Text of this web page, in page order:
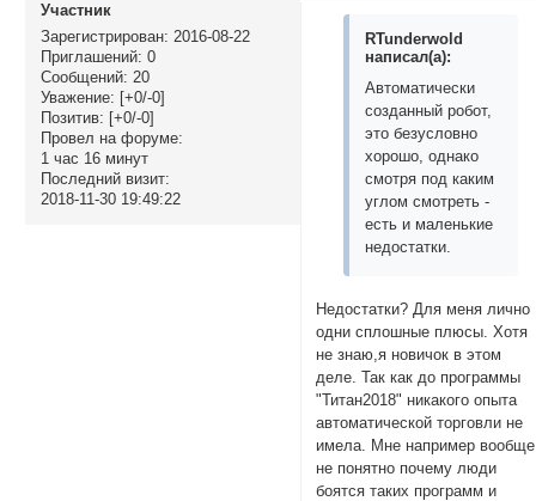
Участник
Зарегистрирован: 2016-08-22
Приглашений: 0
Сообщений: 20
Уважение: [+0/-0]
Позитив: [+0/-0]
Провел на форуме:
1 час 16 минут
Последний визит:
2018-11-30 19:49:22
RTunderwold
написал(а):
Автоматически
созданный робот,
это безусловно
хорошо, однако
смотря под каким
углом смотреть -
есть и маленькие
недостатки.
Недостатки? Для меня лично
одни сплошные плюсы. Хотя
не знаю,я новичок в этом
деле. Так как до программы
"Титан2018" никакого опыта
автоматической торговли не
имела. Мне например вообще
не понятно почему люди
боятся таких программ и